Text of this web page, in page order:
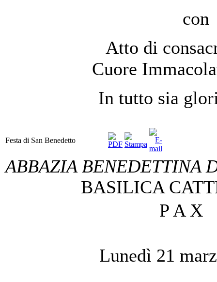
con
Atto di
Cuore
In tutto sia
Festa di San Benedetto
ABBAZIA BENEDETTINA
BASILICA
P A X
Lunedì 21